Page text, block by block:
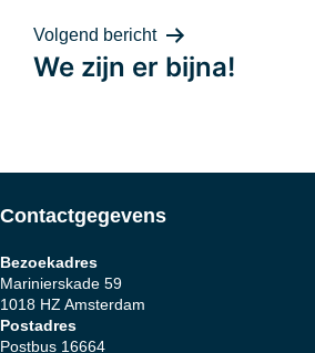
navigatie
Volgend bericht
We zijn er bijna!
Contactgegevens
Bezoekadres
Marinierskade 59
1018 HZ Amsterdam
Postadres
Postbus 16664